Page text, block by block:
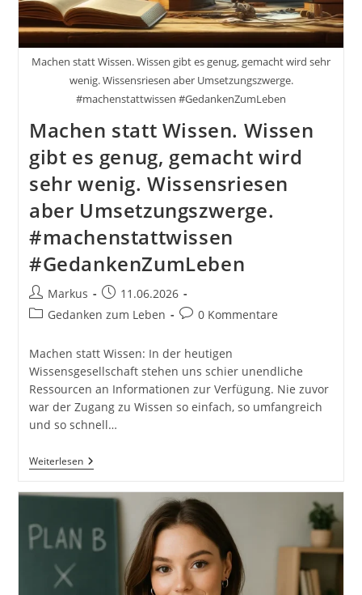
Machen statt Wissen. Wissen gibt es genug, gemacht wird sehr
wenig. Wissensriesen aber Umsetzungszwerge.
#machenstattwissen #GedankenZumLeben
Machen statt Wissen. Wissen
gibt es genug, gemacht wird
sehr wenig. Wissensriesen
aber Umsetzungszwerge.
#machenstattwissen
#GedankenZumLeben
Beitrags-
Autor:
Markus
Beitrag
veröffentlicht:
11.06.2026
Beitrags-
Gedanken zum Leben
Beitrags-
0 Kommentare
Machen statt Wissen: In der heutigen
Wissensgesellschaft stehen uns schier unendliche
Ressourcen an Informationen zur Verfügung. Nie zuvor
war der Zugang zu Wissen so einfach, so umfangreich
und so schnell…
WeiterlesenMachen
Statt
Wissen
Es
Genug,
Gemacht